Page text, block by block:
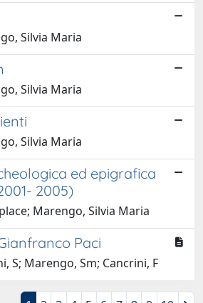
Silvia Maria
Silvia Maria
Silvia Maria
ed epigrafica
2005)
Marengo, Silvia Maria
Paci
S; Marengo, Sm; Cancrini, F